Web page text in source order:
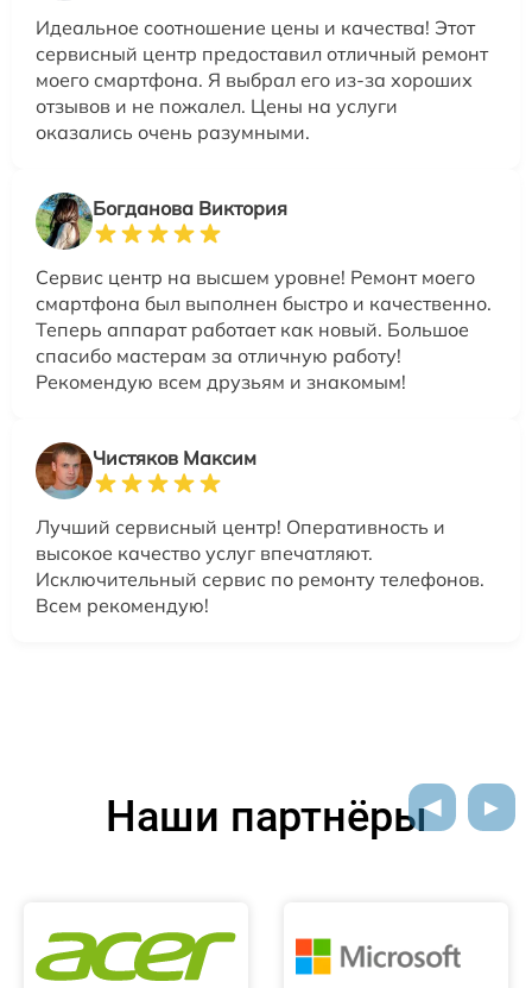
Идеальное соотношение цены и качества! Этот
сервисный центр предоставил отличный ремонт
моего смартфона. Я выбрал его из-за хороших
отзывов и не пожалел. Цены на услуги
оказались очень разумными.
Богданова Виктория
Сервис центр на высшем уровне! Ремонт моего
смартфона был выполнен быстро и качественно.
Теперь аппарат работает как новый. Большое
спасибо мастерам за отличную работу!
Рекомендую всем друзьям и знакомым!
Чистяков Максим
Лучший сервисный центр! Оперативность и
высокое качество услуг впечатляют.
Исключительный сервис по ремонту телефонов.
Всем рекомендую!
Наши партнёры